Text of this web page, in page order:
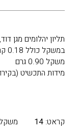
במשקל כולל 0.18 קרט ,
משקל 0.90 גרם
מידות התכשיט (בקירוב):
קראט: 14